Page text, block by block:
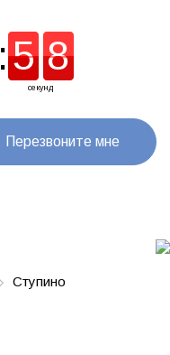
:
секунд
5
5
5 6
7
7
Перезвоните мне
Ступино